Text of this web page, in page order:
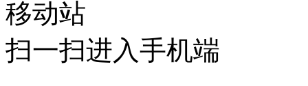
扫一扫进入手机端